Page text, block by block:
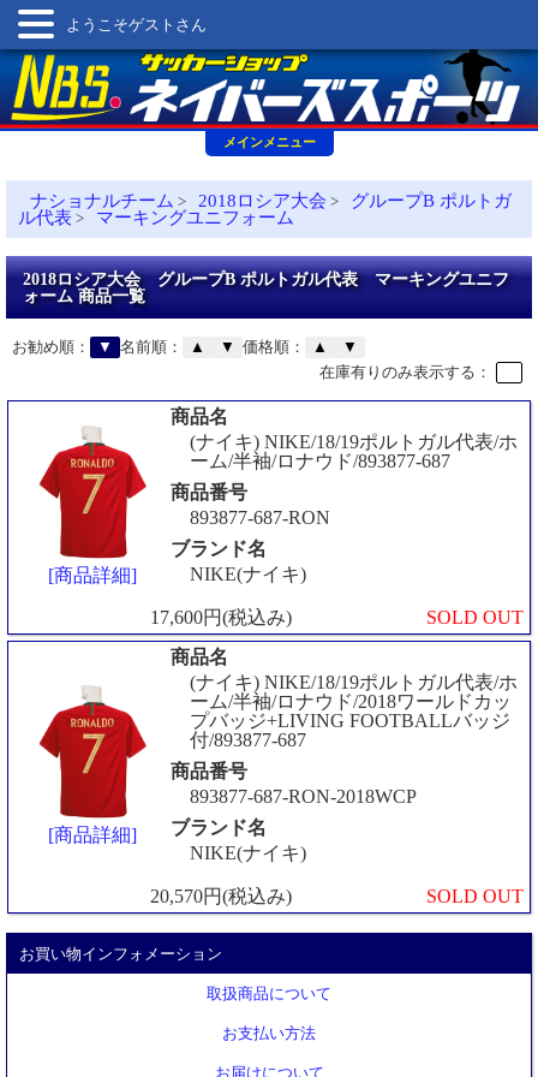
メインメニュー
ようこそゲストさん
ナショナルチーム > 2018ロシア大会 >
グループB ポルトガ
ル代表 > マーキングユニフォーム
2018ロシア大会 グループB ポルトガル代表 マーキングユニフ
ォーム 商品一覧
お勧め順： ▼ 名前順： ▲ ▼ 価格順： ▲
▼
在庫有りのみ表示する：
[商品詳細]
商品名
(ナイキ) NIKE/18/19ポルトガル代表/ホ
ーム/半袖/ロナウド/893877-687
商品番号
893877-687-RON
ブランド名
NIKE(ナイキ)
17,600円(税込み) SOLD OUT
[商品詳細]
商品名
(ナイキ) NIKE/18/19ポルトガル代表/ホ
ーム/半袖/ロナウド/2018ワールドカッ
プバッジ+LIVING FOOTBALLバッジ
付/893877-687
商品番号
893877-687-RON-2018WCP
ブランド名
NIKE(ナイキ)
20,570円(税込み) SOLD OUT
お買い物インフォメーション
取扱商品について
お支払い方法
お届けについて